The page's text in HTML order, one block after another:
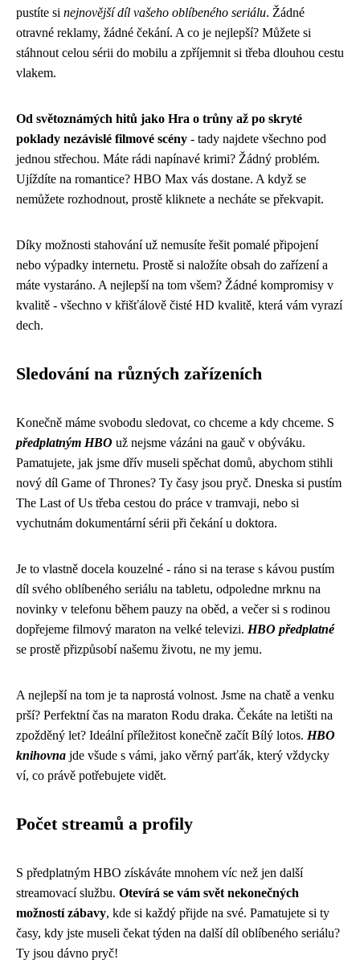
pustíte si nejnovější díl vašeho oblíbeného seriálu. Žádné
otravné reklamy, žádné čekání. A co je nejlepší? Můžete si
stáhnout celou sérii do mobilu a zpříjemnit si třeba dlouhou cestu
vlakem.
Od světoznámých hitů jako Hra o trůny až po skryté
poklady nezávislé filmové scény - tady najdete všechno pod
jednou střechou. Máte rádi napínavé krimi? Žádný problém.
Ujíždíte na romantice? HBO Max vás dostane. A když se
nemůžete rozhodnout, prostě kliknete a necháte se překvapit.
Díky možnosti stahování už nemusíte řešit pomalé připojení
nebo výpadky internetu. Prostě si naložíte obsah do zařízení a
máte vystaráno. A nejlepší na tom všem? Žádné kompromisy v
kvalitě - všechno v křišťálově čisté HD kvalitě, která vám vyrazí
dech.
Sledování na různých zařízeních
Konečně máme svobodu sledovat, co chceme a kdy chceme. S
předplatným HBO už nejsme vázáni na gauč v obýváku.
Pamatujete, jak jsme dřív museli spěchat domů, abychom stihli
nový díl Game of Thrones? Ty časy jsou pryč. Dneska si pustím
The Last of Us třeba cestou do práce v tramvaji, nebo si
vychutnám dokumentární sérii při čekání u doktora.
Je to vlastně docela kouzelné - ráno si na terase s kávou pustím
díl svého oblíbeného seriálu na tabletu, odpoledne mrknu na
novinky v telefonu během pauzy na oběd, a večer si s rodinou
dopřejeme filmový maraton na velké televizi. HBO předplatné
se prostě přizpůsobí našemu životu, ne my jemu.
A nejlepší na tom je ta naprostá volnost. Jsme na chatě a venku
prší? Perfektní čas na maraton Rodu draka. Čekáte na letišti na
zpožděný let? Ideální příležitost konečně začít Bílý lotos. HBO
knihovna jde všude s vámi, jako věrný parťák, který vždycky
ví, co právě potřebujete vidět.
Počet streamů a profily
S předplatným HBO získáváte mnohem víc než jen další
streamovací službu. Otevírá se vám svět nekonečných
možností zábavy, kde si každý přijde na své. Pamatujete si ty
časy, kdy jste museli čekat týden na další díl oblíbeného seriálu?
Ty jsou dávno pryč!